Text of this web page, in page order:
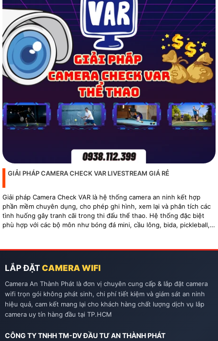
GIẢI PHÁP CAMERA CHECK VAR LIVESTREAM GIÁ RẺ
Giải pháp Camera Check VAR là hệ thống camera an ninh kết hợp
phần mềm chuyên dụng, cho phép ghi hình, xem lại và phân tích các
tình huống gây tranh cãi trong thi đấu thể thao. Hệ thống đặc biệt
phù hợp với các bộ môn như bóng đá mini, cầu lông, bida, pickleball,
LẮP ĐẶT CAMERA WIFI
Camera An Thành Phát là đơn vị chuyên cung cấp & lắp đặt camera
wifi trọn gói không phát sinh, chi phí tiết kiệm và giám sát an ninh
hiệu quả, cam kết mang lại cho khách hàng chất lượng dịch vụ lắp
camera uy tín hàng đầu tại TP.HCM
CÔNG TY TNHH TM-DV ĐẦU TƯ AN THÀNH PHÁT